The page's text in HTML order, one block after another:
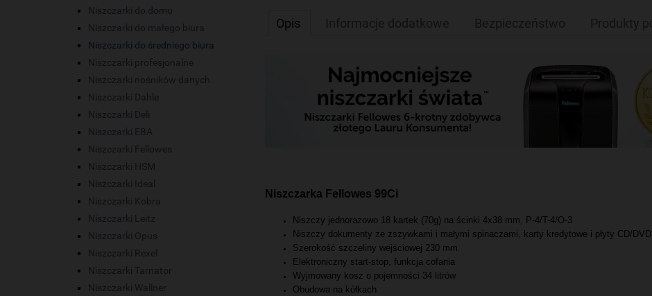
Niszczarki do domu
Niszczarki do małego biura
Niszczarki do średniego biura
Niszczarki profesjonalne
Niszczarki nośników danych
Niszczarki Dahle
Niszczarki Deli
Niszczarki EBA
Niszczarki Fellowes
Niszczarki HSM
Niszczarki Ideal
Niszczarki Kobra
Niszczarki Leitz
Niszczarki Opus
Niszczarki Rexel
Niszczarki Tarnator
Niszczarki Wallner
Opis
Niszczarka Fellowes 99Ci
Niszczy jednorazowo 18 kartek (70g) na ścinki 4x38 mm, P-4/T-4/O-3
Niszczy dokumenty ze zszywkami i małymi spinaczami, karty kredytowe i płyty CD/DVD
Szerokość szczeliny wejściowej 230 mm
Elektroniczny start-stop, funkcja cofania
Wyjmowany kosz o pojemności 34 litrów
Obudowa na kółkach